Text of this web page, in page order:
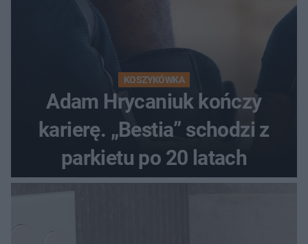
KOSZYKÓWKA
Adam Hrycaniuk kończy
karierę. „Bestia” schodzi z
parkietu po 20 latach